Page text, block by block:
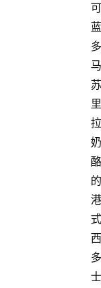
可
蓝
多
马
苏
里
拉
奶
酪
的
港
式
西
多
士